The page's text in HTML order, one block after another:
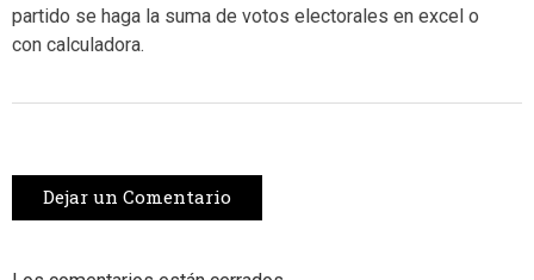
partido se haga la suma de votos electorales en excel o
con calculadora.
Dejar un Comentario